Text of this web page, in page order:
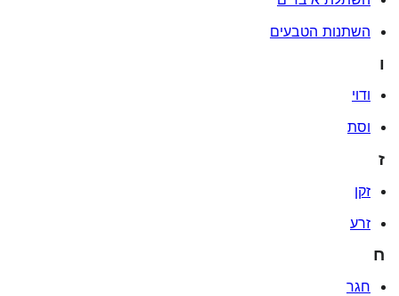
השתנות הטבעים
ו
ודוי
וסת
ז
זקן
זרע
ח
חגר